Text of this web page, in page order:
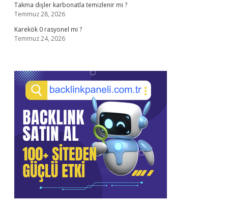
Takma dişler karbonatla temizlenir mi ?
Temmuz 28, 2026
Karekök 0 rasyonel mi ?
Temmuz 24, 2026